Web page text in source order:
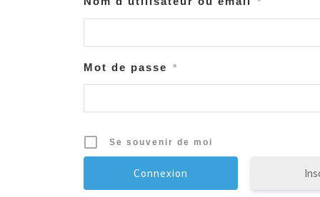
Mot de passe *
Se souvenir de moi